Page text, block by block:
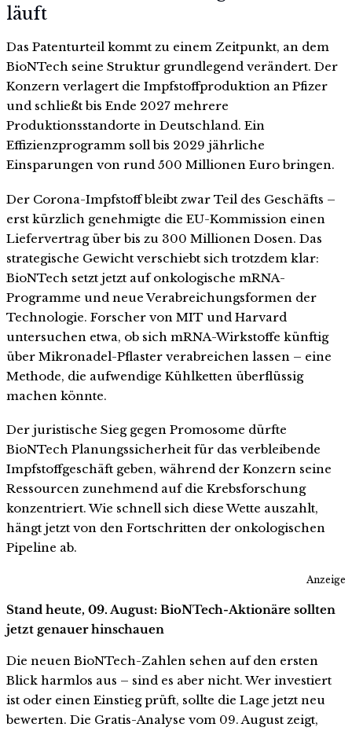
läuft
Das Patenturteil kommt zu einem Zeitpunkt, an dem
BioNTech seine Struktur grundlegend verändert. Der
Konzern verlagert die Impfstoffproduktion an Pfizer
und schließt bis Ende 2027 mehrere
Produktionsstandorte in Deutschland. Ein
Effizienzprogramm soll bis 2029 jährliche
Einsparungen von rund 500 Millionen Euro bringen.
Der Corona-Impfstoff bleibt zwar Teil des Geschäfts –
erst kürzlich genehmigte die EU-Kommission einen
Liefervertrag über bis zu 300 Millionen Dosen. Das
strategische Gewicht verschiebt sich trotzdem klar:
BioNTech setzt jetzt auf onkologische mRNA-
Programme und neue Verabreichungsformen der
Technologie. Forscher von MIT und Harvard
untersuchen etwa, ob sich mRNA-Wirkstoffe künftig
über Mikronadel-Pflaster verabreichen lassen – eine
Methode, die aufwendige Kühlketten überflüssig
machen könnte.
Der juristische Sieg gegen Promosome dürfte
BioNTech Planungssicherheit für das verbleibende
Impfstoffgeschäft geben, während der Konzern seine
Ressourcen zunehmend auf die Krebsforschung
konzentriert. Wie schnell sich diese Wette auszahlt,
hängt jetzt von den Fortschritten der onkologischen
Pipeline ab.
Anzeige
Stand heute, 09. August: BioNTech-Aktionäre sollten
jetzt genauer hinschauen
Die neuen BioNTech-Zahlen sehen auf den ersten
Blick harmlos aus – sind es aber nicht. Wer investiert
ist oder einen Einstieg prüft, sollte die Lage jetzt neu
bewerten. Die Gratis-Analyse vom 09. August zeigt,